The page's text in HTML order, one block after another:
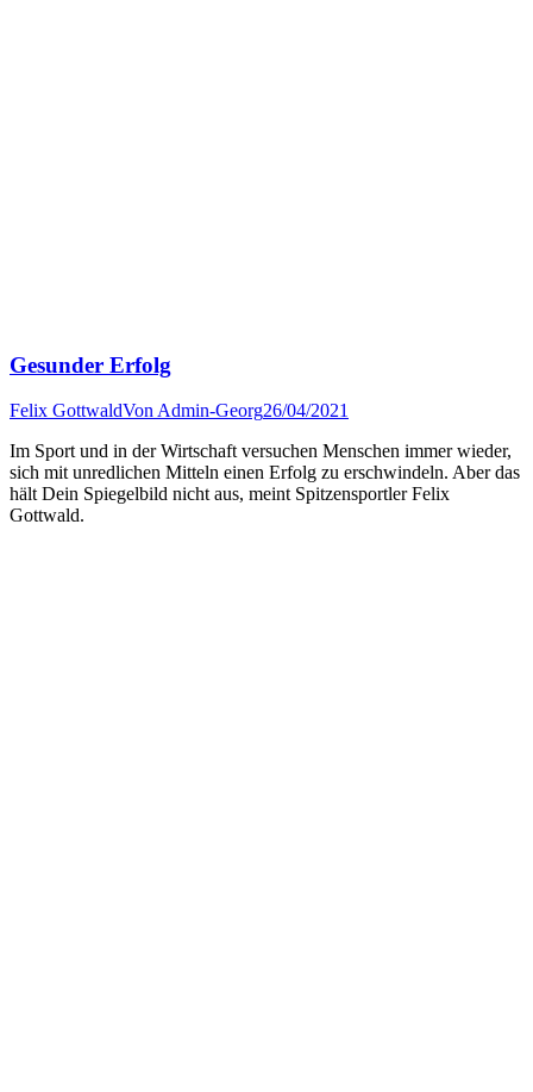
Gesunder Erfolg
Felix GottwaldVon Admin-Georg26/04/2021
Im Sport und in der Wirtschaft versuchen Menschen immer wieder,
sich mit unredlichen Mitteln einen Erfolg zu erschwindeln. Aber das
hält Dein Spiegelbild nicht aus, meint Spitzensportler Felix
Gottwald.